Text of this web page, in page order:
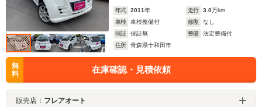
年式 2011年 走行 3.0万km
車検
車検整備付 修復
なし
保証
保証無 整備
法定整備付
住所
青森県十和田市
無
料
在庫確認・見積依頼
販売店： フレアオート